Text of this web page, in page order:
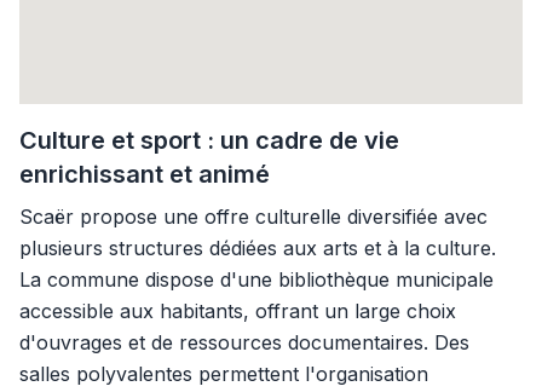
Culture et sport : un cadre de vie
enrichissant et animé
Scaër propose une offre culturelle diversifiée avec
plusieurs structures dédiées aux arts et à la culture.
La commune dispose d'une bibliothèque municipale
accessible aux habitants, offrant un large choix
d'ouvrages et de ressources documentaires. Des
salles polyvalentes permettent l'organisation